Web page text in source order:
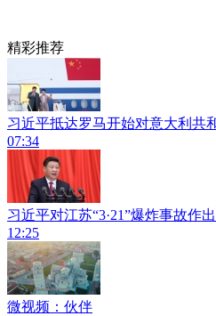
精彩推荐
习近平抵达罗马开始对意大利共
07:34
习近平对江苏“3·21”爆炸事故作
12:25
微视频：伙伴